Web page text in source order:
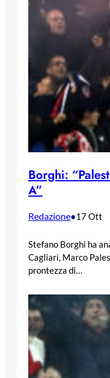
Borghi:
A”
Redazione•17 Ott
Stefano Borghi ha
Cagliari, Marco
prontezza di…